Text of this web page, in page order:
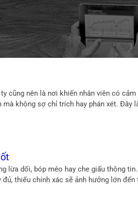
cũng nên là nơi khiến nhân viên có
mà không sợ chỉ trích hay phán xét.
lừa dối, bóp méo hay che giấu thông
thiếu chính xác sẽ ảnh hưởng lớn